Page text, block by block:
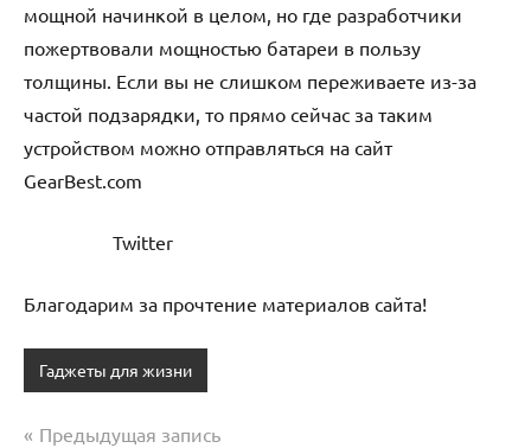
мощной начинкой в целом, но где разработчики
пожертвовали мощностью батареи в пользу
толщины. Если вы не слишком переживаете из-за
частой подзарядки, то прямо сейчас за таким
устройством можно отправляться на сайт
GearBest.com
Twitter
Благодарим за прочтение материалов сайта!
Гаджеты для жизни
Предыдущая запись